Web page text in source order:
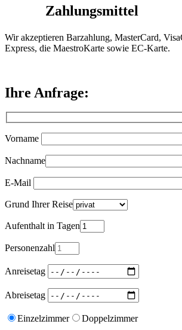
Zahlungsmittel
Wir akzeptieren Barzahlung, MasterCard,
Express, die MaestroKarte sowie EC-Karte.
Ihre Anfrage:
Vorname
Nachname
E-Mail
Grund Ihrer Reise
Aufenthalt in Tagen
Personenzahl
Anreisetag
Abreisetag
Einzelzimmer Doppelzimmer